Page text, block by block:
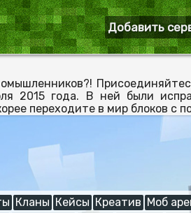
Добавить
2015 года. В ней были
переходите в мир блоков с
Кланы Кейсы Креатив Моб